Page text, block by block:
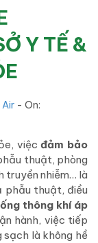
Y TẾ &
- On:
việcđảm bảo
thuật, phòng
truyền nhiễm… là
phẫu thuật, điều
thông khí áp
hành, việc tiếp
là không hề